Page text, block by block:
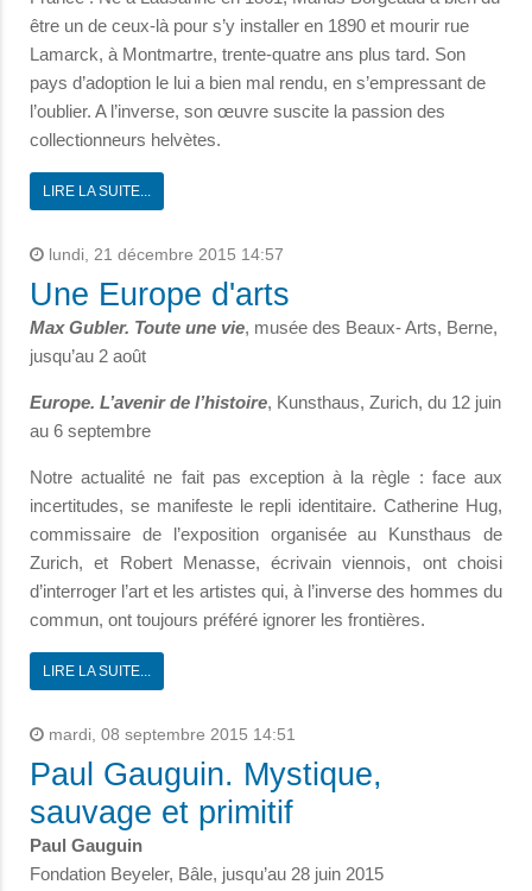
être un de ceux-là pour s’y installer en 1890 et mourir rue
Lamarck, à Montmartre, trente-quatre ans plus tard. Son
pays d’adoption le lui a bien mal rendu, en s’empressant de
l’oublier. A l’inverse, son œuvre suscite la passion des
collectionneurs helvètes.
LIRE LA SUITE...
lundi, 21 décembre 2015 14:57
Une Europe d'arts
Max Gubler. Toute une vie, musée des Beaux- Arts, Berne,
jusqu’au 2 août
Europe. L’avenir de l’histoire, Kunsthaus, Zurich, du 12 juin
au 6 septembre
Notre actualité ne fait pas exception à la règle : face aux
incertitudes, se manifeste le repli identitaire. Catherine Hug,
commissaire de l’exposition organisée au Kunsthaus de
Zurich, et Robert Menasse, écrivain viennois, ont choisi
d’interroger l’art et les artistes qui, à l’inverse des hommes du
commun, ont toujours préféré ignorer les frontières.
LIRE LA SUITE...
mardi, 08 septembre 2015 14:51
Paul Gauguin. Mystique,
sauvage et primitif
Paul Gauguin
Fondation Beyeler, Bâle, jusqu’au 28 juin 2015